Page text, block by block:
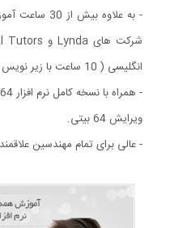
انگلیسی ( 10 ساعت با زیر نویس انگلیسی )
ویرایش 64 بیتی.
- عالی برای تمام مهندسین